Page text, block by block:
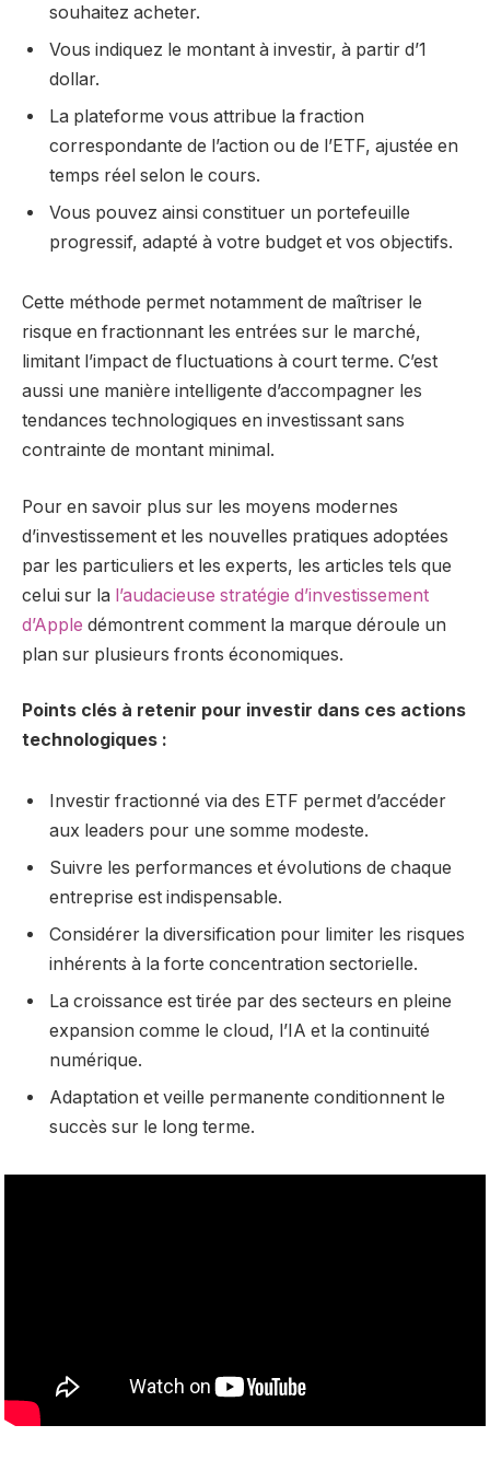
souhaitez acheter.
Vous indiquez le montant à investir, à partir d’1
dollar.
La plateforme vous attribue la fraction
correspondante de l’action ou de l’ETF, ajustée en
temps réel selon le cours.
Vous pouvez ainsi constituer un portefeuille
progressif, adapté à votre budget et vos objectifs.
Cette méthode permet notamment de maîtriser le
risque en fractionnant les entrées sur le marché,
limitant l’impact de fluctuations à court terme. C’est
aussi une manière intelligente d’accompagner les
tendances technologiques en investissant sans
contrainte de montant minimal.
Pour en savoir plus sur les moyens modernes
d’investissement et les nouvelles pratiques adoptées
par les particuliers et les experts, les articles tels que
celui sur la l’audacieuse stratégie d’investissement
d’Apple démontrent comment la marque déroule un
plan sur plusieurs fronts économiques.
Points clés à retenir pour investir dans ces actions
technologiques :
Investir fractionné via des ETF permet d’accéder
aux leaders pour une somme modeste.
Suivre les performances et évolutions de chaque
entreprise est indispensable.
Considérer la diversification pour limiter les risques
inhérents à la forte concentration sectorielle.
La croissance est tirée par des secteurs en pleine
expansion comme le cloud, l’IA et la continuité
numérique.
Adaptation et veille permanente conditionnent le
succès sur le long terme.